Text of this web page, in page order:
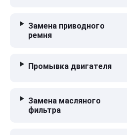
Замена приводного
ремня
Промывка двигателя
Замена масляного
фильтра